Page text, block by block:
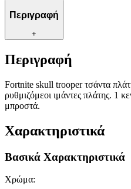
Περιγραφή
+
Περιγραφή
Fortnite skull trooper τσάντα
ρυθμιζόμεοι ιμάντες πλάτης. 1
μπροστά.
Χαρακτηριστικά
Βασικά Χαρακτηριστικά
Χρώμα: